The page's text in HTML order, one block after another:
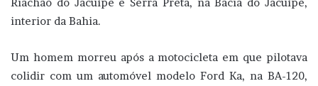
interior da Bahia.
Um homem morreu após a motocicleta em que pilotava
colidir com um automóvel modelo Ford Ka, na BA-120,